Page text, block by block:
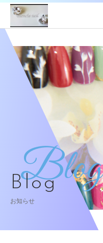
Blog
Blog
お知らせ